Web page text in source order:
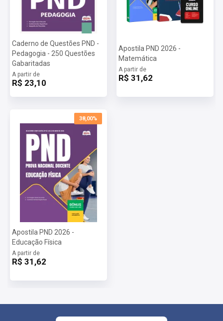
Caderno de Questões PND -
Pedagogia - 250 Questões
Gabaritadas
A partir de
R$ 23,10
Apostila PND 2026 -
Matemática
A partir de
R$ 31,62
38,00%
Apostila PND 2026 -
Educação Física
A partir de
R$ 31,62